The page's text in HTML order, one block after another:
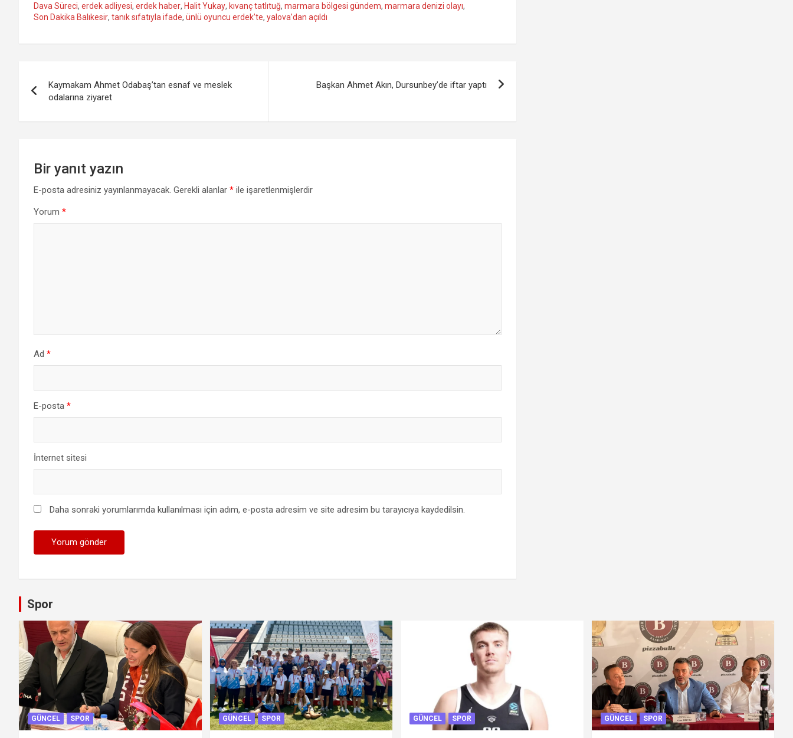
Dava Süreci, erdek adliyesi, erdek haber, Halit Yukay, kıvanç tatlıtuğ, marmara bölgesi gündem, marmara denizi olayı,
Son Dakika Balıkesir, tanık sıfatıyla ifade, ünlü oyuncu erdek’te, yalova’dan açıldı
gezinmesi
Kaymakam Ahmet Odabaş’tan esnaf ve meslek
odalarına ziyaret
Başkan Ahmet Akın, Dursunbey’de iftar yaptı
Bir yanıt yazın
E-posta adresiniz yayınlanmayacak. Gerekli alanlar * ile işaretlenmişlerdir
Yorum *
Ad *
E-posta *
İnternet sitesi
Daha sonraki yorumlarımda kullanılması için adım, e-posta adresim ve site adresim bu tarayıcıya kaydedilsin.
Spor
GÜNCEL SPOR GÜNCEL SPOR GÜNCEL SPOR GÜNCEL SPOR